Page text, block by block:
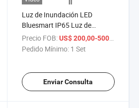
Luz de Inundación LED
Bluesmart IP65 Luz de
Inundación Solar de Alta
Potencia para Exteriores con
Precio FOB: US$ 200,00-500,00
Pedido Mínimo: 1 Set
Enviar Consulta